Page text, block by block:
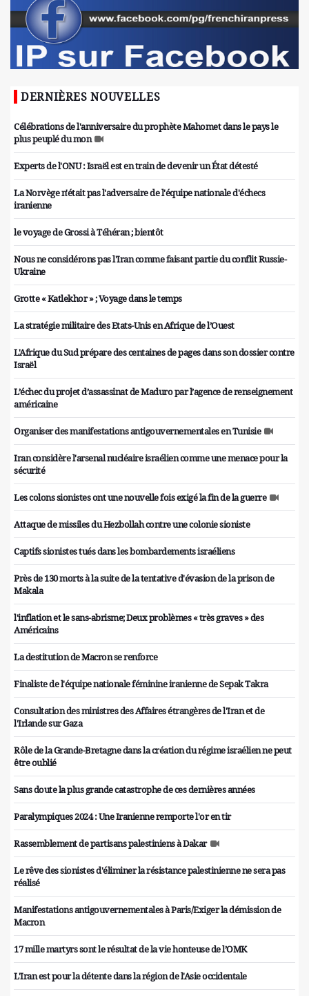
DERNIÈRES NOUVELLES
Célébrations de l'anniversaire du prophète Mahomet dans le pays le
plus peuplé du mon
Experts de l'ONU : Israël est en train de devenir un État détesté
La Norvège n'était pas l'adversaire de l'équipe nationale d'échecs
iranienne
le voyage de Grossi à Téhéran ; bientôt
Nous ne considérons pas l'Iran comme faisant partie du conflit Russie-
Ukraine
Grotte « Katlekhor » ; Voyage dans le temps
La stratégie militaire des Etats-Unis en Afrique de l’Ouest
L'Afrique du Sud prépare des centaines de pages dans son dossier contre
Israël
L’échec du projet d’assassinat de Maduro par l’agence de renseignement
américaine
Organiser des manifestations antigouvernementales en Tunisie
Iran considère l'arsenal nucléaire israélien comme une menace pour la
sécurité
Les colons sionistes ont une nouvelle fois exigé la fin de la guerre
Attaque de missiles du Hezbollah contre une colonie sioniste
Captifs sionistes tués dans les bombardements israéliens
Près de 130 morts à la suite de la tentative d'évasion de la prison de
Makala
l'inflation et le sans-abrisme; Deux problèmes « très graves » des
Américains
La destitution de Macron se renforce
Finaliste de l'équipe nationale féminine iranienne de Sepak Takra
Consultation des ministres des Affaires étrangères de l'Iran et de
l'Irlande sur Gaza
Rôle de la Grande-Bretagne dans la création du régime israélien ne peut
être oublié
Sans doute la plus grande catastrophe de ces dernières années
Paralympiques 2024 : Une Iranienne remporte l'or en tir
Rassemblement de partisans palestiniens à Dakar
Le rêve des sionistes d'éliminer la résistance palestinienne ne sera pas
réalisé
Manifestations antigouvernementales à Paris/Exiger la démission de
Macron
17 mille martyrs sont le résultat de la vie honteuse de l’OMK
L'Iran est pour la détente dans la région de l'Asie occidentale